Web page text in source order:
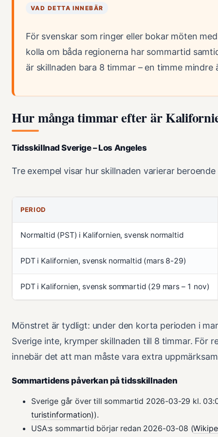
VAD DETTA INNEBÄR
För svenskar som ringer eller bokar möten
kolla om båda regionerna har sommartid
är skillnaden bara 8 timmar – en timme mindre
Hur många timmar efter är
Tidsskillnad Sverige – Los Angeles
Tre exempel visar hur skillnaden varierar
PERIOD
Normaltid (PST) i Kalifornien, svensk normaltid
PDT i Kalifornien, svensk normaltid (mars 8-29)
PDT i Kalifornien, svensk sommartid (29 mars – 1 nov)
Mönstret är tydligt: under den korta perioden i
Sverige inte, krymper skillnaden till 8 timmar. För
innebär det att man måste vara extra
Sommartidens påverkan på tidsskillnaden
Sverige går över till sommartid 2026-03-29 kl.
turistinformation)).
USA:s sommartid börjar redan 2026-03-08 (